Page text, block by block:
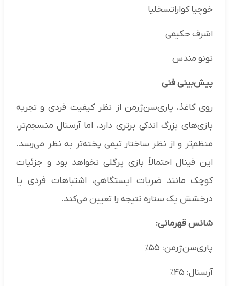
خوچیا کواراتسخلیا
اشرف حکیمی
نونو مندس
پیش‌بینی فنی
روی کاغذ، پاری‌سن‌ژرمن از نظر کیفیت فردی و تجربه
بازی‌های بزرگ اندکی برتری دارد، اما آرسنال منسجم‌تر،
منظم‌تر و از نظر ساختار تیمی پخته‌تر به نظر می‌رسد.
این فینال احتمالاً بازی پرگلی نخواهد بود و جزئیات
کوچک مانند ضربات ایستگاهی، اشتباهات فردی یا
درخشش یک ستاره نتیجه را تعیین می‌کند.
شانس قهرمانی:
پاری‌سن‌ژرمن: ۵۵٪
آرسنال: ۴۵٪